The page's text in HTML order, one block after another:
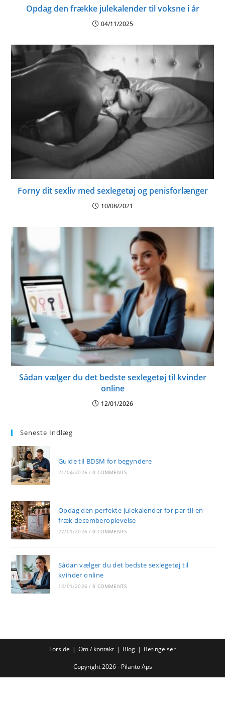
Opdag den frække julekalender til voksne i år
04/11/2025
Forny dit sexliv med sexlegetøj og penisforlænger
10/08/2021
Sådan vælger du det bedste sexlegetøj til kvinder
online
12/01/2026
Seneste Indlæg
Guide til BDSM for begyndere
21/04/2026 / 0 COMMENTS
Opdag den perfekte julekalender for par til en
fræk decemberoplevelse
27/01/2026 / 0 COMMENTS
Sådan vælger du det bedste sexlegetøj til
kvinder online
12/01/2026 / 0 COMMENTS
Forside Om / kontakt Blog Betingelser
Copyright 2026 - Pilanto Aps